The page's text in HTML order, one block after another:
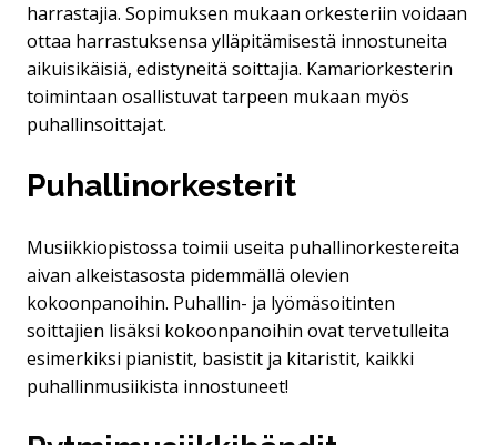
harrastajia. Sopimuksen mukaan orkesteriin voidaan
ottaa harrastuksensa ylläpitämisestä innostuneita
aikuisikäisiä, edistyneitä soittajia. Kamariorkesterin
toimintaan osallistuvat tarpeen mukaan myös
puhallinsoittajat.
Puhallinorkesterit
Musiikkiopistossa toimii useita puhallinorkestereita
aivan alkeistasosta pidemmällä olevien
kokoonpanoihin. Puhallin- ja lyömäsoitinten
soittajien lisäksi kokoonpanoihin ovat tervetulleita
esimerkiksi pianistit, basistit ja kitaristit, kaikki
puhallinmusiikista innostuneet!